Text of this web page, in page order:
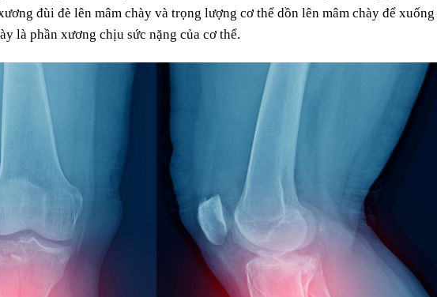
đùi đè lên mâm chày và trọng lượng cơ thể dồn lên mâm chày để xuống
là phần xương chịu sức nặng của cơ thể.